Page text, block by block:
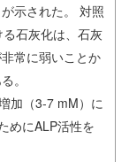
示された。 対照
石灰化は、石灰
常に弱いことか
。
加（3-7 mM）に
めにALP活性を